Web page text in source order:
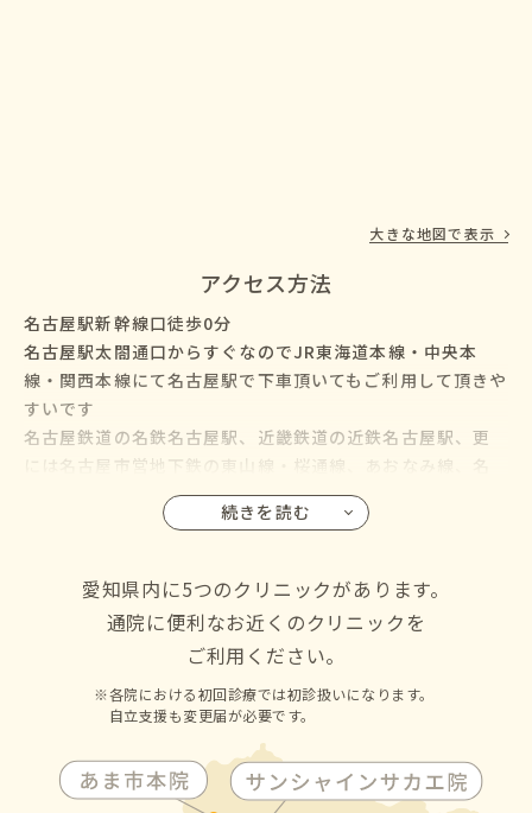
大きな地図で表示
アクセス方法
名古屋駅新幹線口徒歩0分
名古屋駅太閤通口からすぐなのでJR東海道本線・中央本
線・関西本線にて名古屋駅で下車頂いてもご利用して頂きや
すいです
名古屋鉄道の名鉄名古屋駅、近畿鉄道の近鉄名古屋駅、更
には名古屋市営地下鉄の東山線・桜通線、あおなみ線、名
鉄バス・名古屋市営バスも名古屋駅に乗り入れているので、
名古屋市の千種区・東区・北区・西区・中村区・中区・昭
区・名東区・天白区にお住いの方からも通院して頂けます
続きを読む
愛知県内に5つのクリニックがあります。
通院に便利なお近くのクリニックを
ご利用ください。
各院における初回診療では初診扱いになります。
自立支援も変更届が必要です。